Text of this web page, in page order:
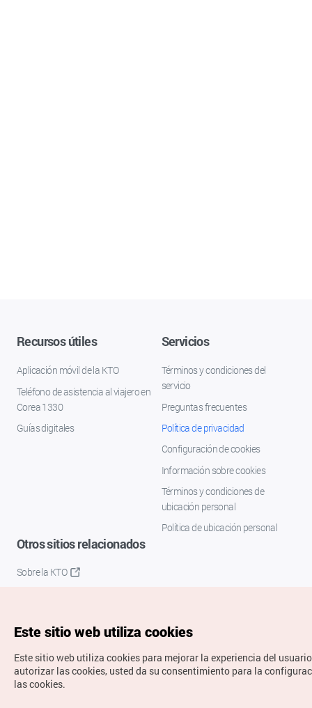
Recursos útiles
Aplicación móvil de la KTO
Teléfono de asistencia al viajero en
Corea 1330
Guías digitales
Servicios
Términos y condiciones del
servicio
Preguntas frecuentes
Política de privacidad
Configuración de cookies
Información sobre cookies
Términos y condiciones de
ubicación personal
Política de ubicación personal
Otros sitios relacionados
Sobre la KTO
Este sitio web utiliza cookies
Este sitio web utiliza cookies para mejorar la experiencia del
autorizar las cookies, usted da su consentimiento para la
las cookies.